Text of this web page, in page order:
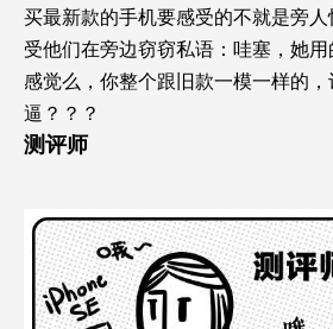
买最新款的手机要感受的不就是旁
受他们在旁边窃窃私语：哇塞，她
感觉么，你整个跟旧款一模一样的
逼？？？
测评师